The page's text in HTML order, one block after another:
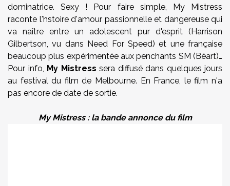
dominatrice. Sexy ! Pour faire simple, My Mistress
raconte l'hstoire d'amour passionnelle et dangereuse qui
va naître entre un adolescent pur d'esprit (Harrison
Gilbertson, vu dans Need For Speed) et une française
beaucoup plus expérimentée aux penchants SM (Béart)…
Pour info, My Mistress sera diffusé dans quelques jours
au festival du film de Melbourne. En France, le film n'a
pas encore de date de sortie.
My Mistress : la bande annonce du film